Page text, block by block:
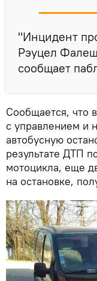
"Инцидент
Рэуцел
сообщает
Сообщается, что
с управлением и
автобусную
результате ДТП
мотоцикла, еще
на остановке,